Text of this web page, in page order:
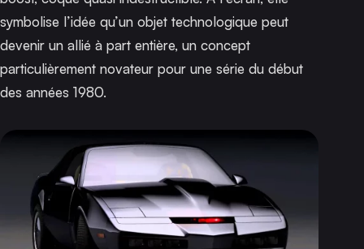
symbolise l’idée qu’un objet technologique peut
devenir un allié à part entière, un concept
particulièrement novateur pour une série du début
des années 1980.